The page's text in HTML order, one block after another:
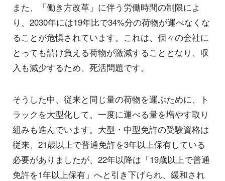
また、「働き方改革」に伴う労働時間の制限によ
り、2030年には19年比で34%分の荷物が運べなくな
ることが危惧されています。これは、個々の会社に
とっても請け負える荷物が激減することとなり、収
入も減少するため、死活問題です。
そうした中、従来と同じ量の荷物を運ぶために、ト
ラックを大型化して、一度に運べる量を増やす取り
組みも進んでいます。大型・中型免許の受験資格は
従来、21歳以上で普通免許を3年以上保有している
必要がありましたが、22年以降は「19歳以上で普通
免許を1年以上保有」へと引き下げられ、緩和され